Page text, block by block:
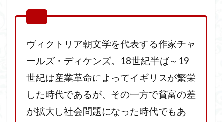
ヴィクトリア朝文学を代表する作家チャ
ールズ・ディケンズ。18世紀半ば～19
世紀は産業革命によってイギリスが繁栄
した時代であるが、その一方で貧富の差
が拡大し社会問題になった時代でもあ